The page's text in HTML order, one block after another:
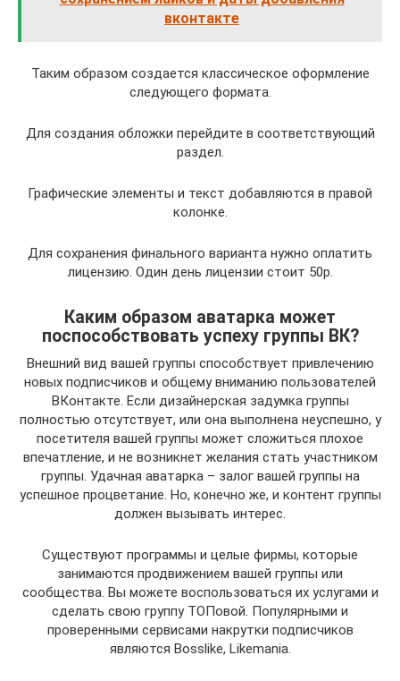
вконтакте
Таким образом создается классическое оформление
следующего формата.
Для создания обложки перейдите в соответствующий
раздел.
Графические элементы и текст добавляются в правой
колонке.
Для сохранения финального варианта нужно оплатить
лицензию. Один день лицензии стоит 50р.
Каким образом аватарка может
поспособствовать успеху группы ВК?
Внешний вид вашей группы способствует привлечению
новых подписчиков и общему вниманию пользователей
ВКонтакте. Если дизайнерская задумка группы
полностью отсутствует, или она выполнена неуспешно, у
посетителя вашей группы может сложиться плохое
впечатление, и не возникнет желания стать участником
группы. Удачная аватарка – залог вашей группы на
успешное процветание. Но, конечно же, и контент группы
должен вызывать интерес.
Существуют программы и целые фирмы, которые
занимаются продвижением вашей группы или
сообщества. Вы можете воспользоваться их услугами и
сделать свою группу ТОПовой. Популярными и
проверенными сервисами накрутки подписчиков
являются Bosslike, Likemania.